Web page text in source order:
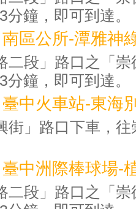
鐘，即可到達。
區公所-潭雅神
二段」路口之「
鐘，即可到達。
中火車站-東海
街」路口下車，
中洲際棒球場-
二段」路口之「